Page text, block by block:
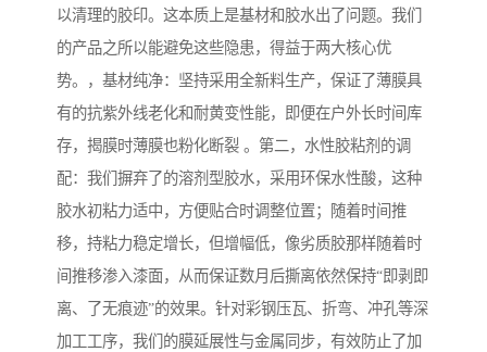
以清理的胶印。这本质上是基材和胶水出了问题。我们
的产品之所以能避免这些隐患，得益于两大核心优
势。，基材纯净：坚持采用全新料生产，保证了薄膜具
有的抗紫外线老化和耐黄变性能，即便在户外长时间库
存，揭膜时薄膜也粉化断裂 。第二，水性胶粘剂的调
配：我们摒弃了的溶剂型胶水，采用环保水性酸，这种
胶水初粘力适中，方便贴合时调整位置；随着时间推
移，持粘力稳定增长，但增幅低，像劣质胶那样随着时
间推移渗入漆面，从而保证数月后撕离依然保持“即剥即
离、了无痕迹”的效果。针对彩钢压瓦、折弯、冲孔等深
加工工序，我们的膜延展性与金属同步，有效防止了加